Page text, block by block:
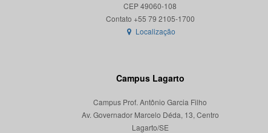
CEP 49060-108
Localização
Campus Lagarto
Campus Prof. Antônio Garcia Filho
Av. Governador Marcelo Déda, 13, Centro
Lagarto/SE